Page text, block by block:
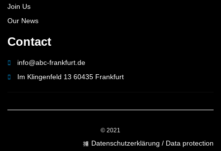
Join Us
Our News
Contact
info@abc-frankfurt.de
Im Klingenfeld 13 60435 Frankfurt
© 2021
Datenschutzerklärung / Data protection